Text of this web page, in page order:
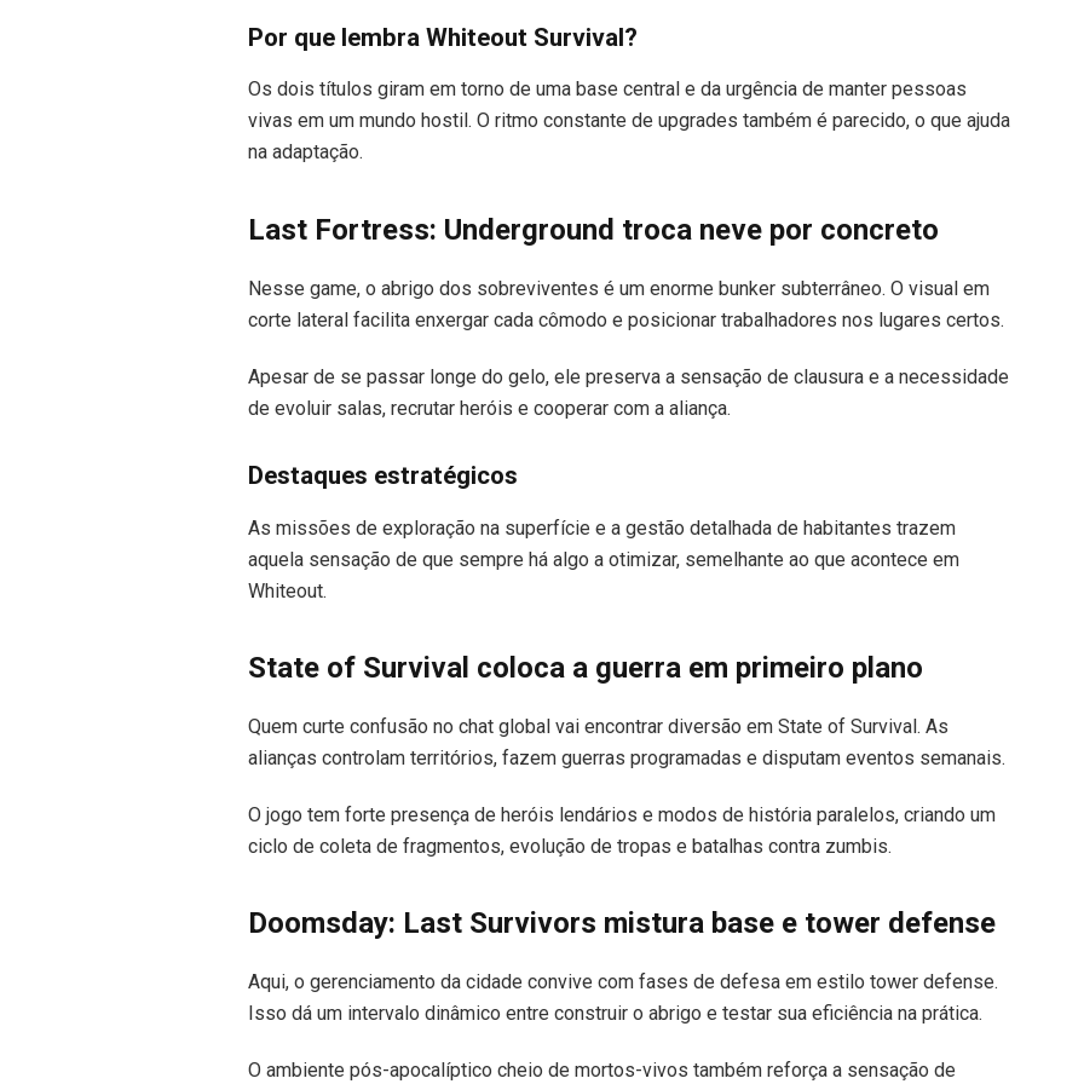
Por que lembra Whiteout Survival?
Os dois títulos giram em torno de uma base central e da urgência de manter pessoas
vivas em um mundo hostil. O ritmo constante de upgrades também é parecido, o que ajuda
na adaptação.
Last Fortress: Underground troca neve por concreto
Nesse game, o abrigo dos sobreviventes é um enorme bunker subterrâneo. O visual em
corte lateral facilita enxergar cada cômodo e posicionar trabalhadores nos lugares certos.
Apesar de se passar longe do gelo, ele preserva a sensação de clausura e a necessidade
de evoluir salas, recrutar heróis e cooperar com a aliança.
Destaques estratégicos
As missões de exploração na superfície e a gestão detalhada de habitantes trazem
aquela sensação de que sempre há algo a otimizar, semelhante ao que acontece em
Whiteout.
State of Survival coloca a guerra em primeiro plano
Quem curte confusão no chat global vai encontrar diversão em State of Survival. As
alianças controlam territórios, fazem guerras programadas e disputam eventos semanais.
O jogo tem forte presença de heróis lendários e modos de história paralelos, criando um
ciclo de coleta de fragmentos, evolução de tropas e batalhas contra zumbis.
Doomsday: Last Survivors mistura base e tower defense
Aqui, o gerenciamento da cidade convive com fases de defesa em estilo tower defense.
Isso dá um intervalo dinâmico entre construir o abrigo e testar sua eficiência na prática.
O ambiente pós-apocalíptico cheio de mortos-vivos também reforça a sensação de